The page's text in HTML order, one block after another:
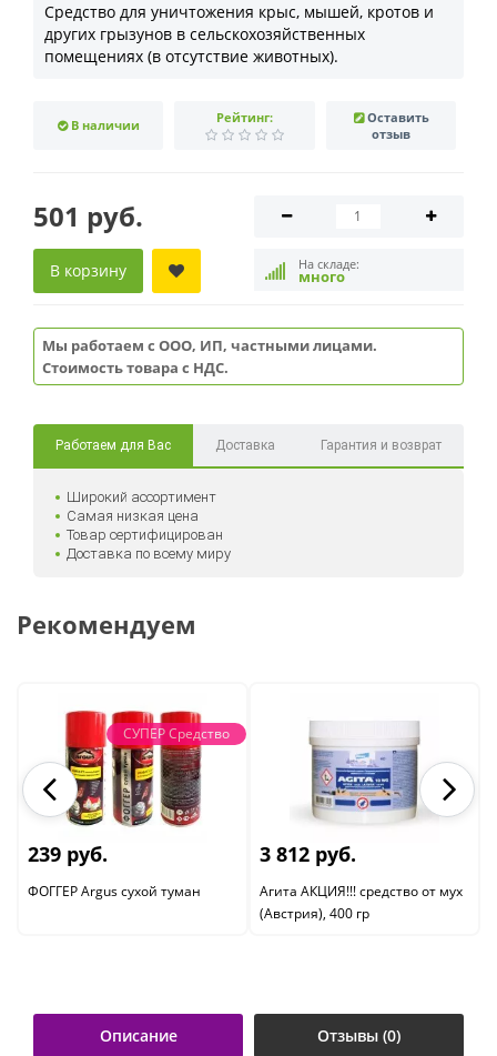
Средство для уничтожения крыс, мышей, кротов и
других грызунов в сельскохозяйственных
помещениях (в отсутствие животных).
В наличии Рейтинг:
Оставить
отзыв
501 руб.
На складе:
много
В корзину
Мы работаем с ООО, ИП, частными лицами.
Стоимость товара с НДС.
Работаем для Вас Доставка Гарантия и возврат
Широкий ассортимент
Самая низкая цена
Товар сертифицирован
Доставка по всему миру
Рекомендуем
СУПЕР Средство
239 руб.
ФОГГЕР Argus сухой туман
3 812 руб.
Агита АКЦИЯ!!! средство от мух
(Австрия), 400 гр
Описание Отзывы (0)